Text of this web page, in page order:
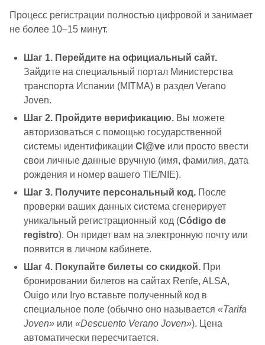
Процесс регистрации полностью цифровой и занимает
не более 10–15 минут.
Шаг 1. Перейдите на официальный сайт.
Зайдите на специальный портал Министерства
транспорта Испании (MITMA) в раздел Verano
Joven.
Шаг 2. Пройдите верификацию. Вы можете
авторизоваться с помощью государственной
системы идентификации Cl@ve или просто ввести
свои личные данные вручную (имя, фамилия, дата
рождения и номер вашего TIE/NIE).
Шаг 3. Получите персональный код. После
проверки ваших данных система сгенерирует
уникальный регистрационный код (Código de
registro). Он придет вам на электронную почту или
появится в личном кабинете.
Шаг 4. Покупайте билеты со скидкой. При
бронировании билетов на сайтах Renfe, ALSA,
Ouigo или Iryo вставьте полученный код в
специальное поле (обычно оно называется «Tarifa
Joven» или «Descuento Verano Joven»). Цена
автоматически пересчитается.